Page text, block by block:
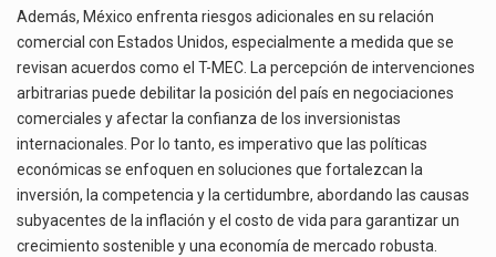
Además, México enfrenta riesgos adicionales en su relación
comercial con Estados Unidos, especialmente a medida que se
revisan acuerdos como el T-MEC. La percepción de intervenciones
arbitrarias puede debilitar la posición del país en negociaciones
comerciales y afectar la confianza de los inversionistas
internacionales. Por lo tanto, es imperativo que las políticas
económicas se enfoquen en soluciones que fortalezcan la
inversión, la competencia y la certidumbre, abordando las causas
subyacentes de la inflación y el costo de vida para garantizar un
crecimiento sostenible y una economía de mercado robusta.